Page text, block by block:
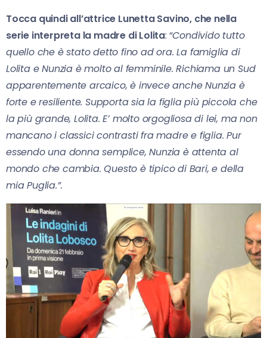
Tocca quindi all’attrice Lunetta Savino, che nella
serie interpreta la madre di Lolita: “Condivido tutto
quello che è stato detto fino ad ora. La famiglia di
Lolita e Nunzia è molto al femminile. Richiama un Sud
apparentemente arcaico, è invece anche Nunzia è
forte e resiliente. Supporta sia la figlia più piccola che
la più grande, Lolita. E’ molto orgogliosa di lei, ma non
mancano i classici contrasti fra madre e figlia. Pur
essendo una donna semplice, Nunzia è attenta al
mondo che cambia. Questo è tipico di Bari, e della
mia Puglia.”.